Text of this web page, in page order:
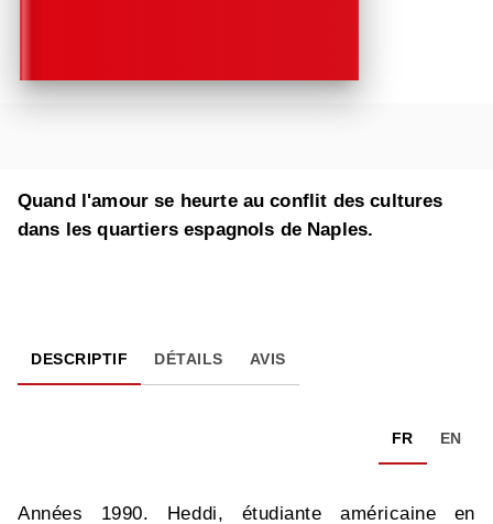
Quand l'amour se heurte au conflit des cultures
dans les quartiers espagnols de Naples.
DESCRIPTIF DÉTAILS AVIS
FR EN
Années 1990. Heddi, étudiante américaine en